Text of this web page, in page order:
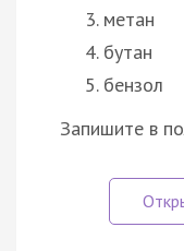
метан
бутан
бензол
Запишите в